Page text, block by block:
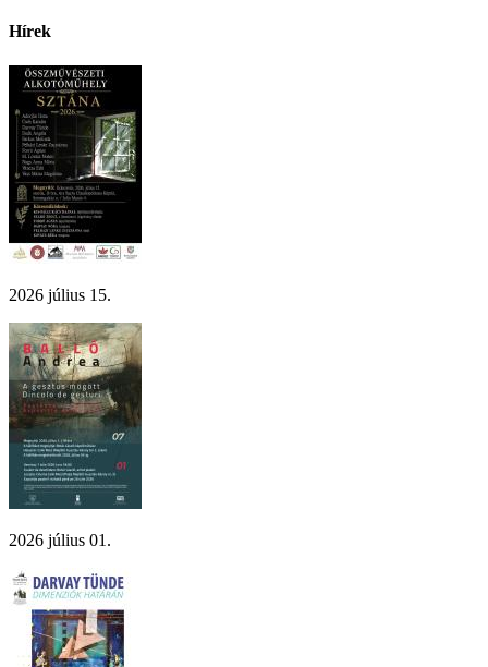
Hírek
2026 július 15.
2026 július 01.